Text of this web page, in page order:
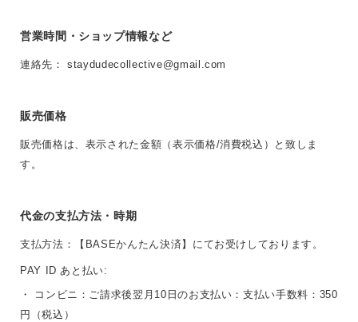
営業時間・ショップ情報など
連絡先：staydudecollective@gmail.com
販売価格
販売価格は、表示された金額（表示価格/消費税込）と致しま
す。
代金の支払方法・時期
支払方法：【BASEかんたん決済】にてお受けしております。
PAY ID あと払い:
・ コンビニ：ご請求後翌月10日のお支払い：支払い手数料：350
円（税込）